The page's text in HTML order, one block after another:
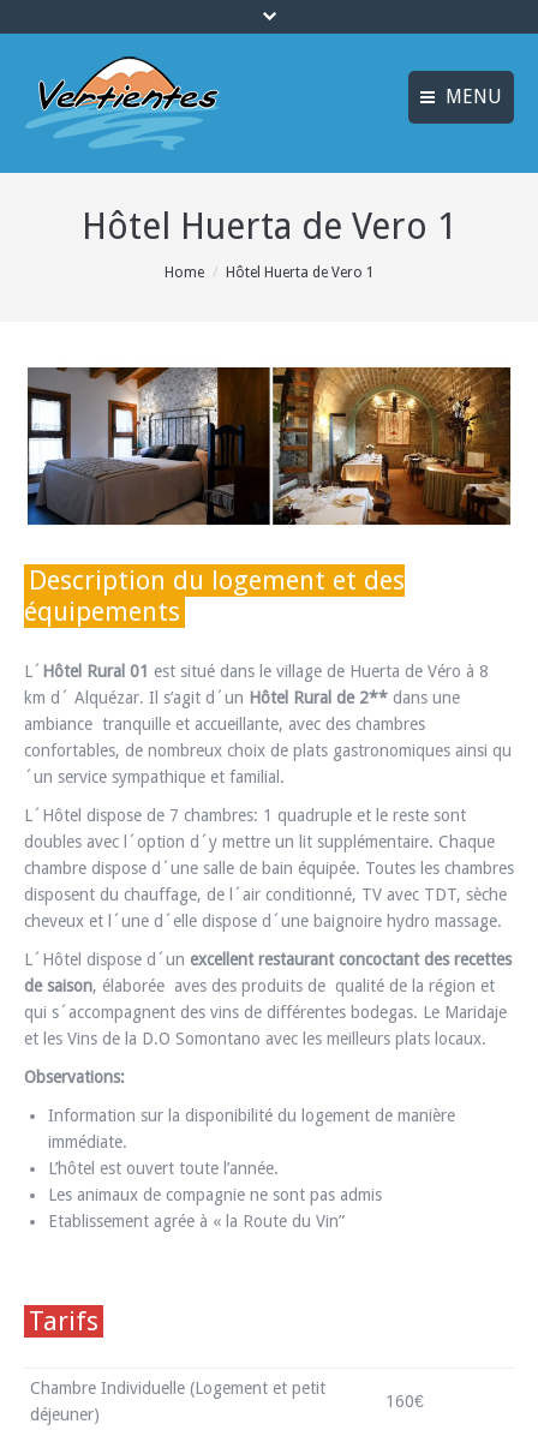
MENU
ESPAÑOL
ENGLISH
ACCUEIL
ACTIVITÉS
CANYONING
LOGEMENT
OFFRES
INFO ET RÉSERVATION
Hôtel Huerta de Vero 1
Home Hôtel Huerta de Vero 1
Description du logement et des
équipements
L´ Hôtel Rural 01 est situé dans le village de Huerta de Véro à 8
km d´ Alquézar. Il s’agit d´un Hôtel Rural de 2** dans une
ambiance tranquille et accueillante, avec des chambres
confortables, de nombreux choix de plats gastronomiques ainsi qu
´un service sympathique et familial.
L´Hôtel dispose de 7 chambres: 1 quadruple et le reste sont
doubles avec l´option d´y mettre un lit supplémentaire. Chaque
chambre dispose d´une salle de bain équipée. Toutes les chambres
disposent du chauffage, de l´air conditionné, TV avec TDT, sèche
cheveux et l´une d´elle dispose d´une baignoire hydro massage.
L´Hôtel dispose d´un excellent restaurant concoctant des recettes
de saison, élaborée aves des produits de qualité de la région et
qui s´accompagnent des vins de différentes bodegas. Le Maridaje
et les Vins de la D.O Somontano avec les meilleurs plats locaux.
Observations:
Information sur la disponibilité du logement de manière
immédiate.
L’hôtel est ouvert toute l’année.
Les animaux de compagnie ne sont pas admis
Etablissement agrée à « la Route du Vin”
Tarifs
Chambre Individuelle (Logement et petit
déjeuner)
160€